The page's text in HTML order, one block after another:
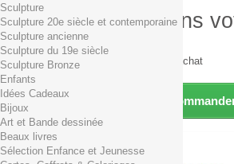
Il y a 1 produit dans
Total produits TTC
Frais de port TTC
0,01€ dès 29€ d'achat
Total TTC
Continuer mes achats
Sculpture
Sculpture 20e siècle et contemporaine
Sculpture ancienne
Sculpture du 19e siècle
Sculpture Bronze
Enfants
Idées Cadeaux
Bijoux
Art et Bande dessinée
Beaux livres
Sélection Enfance et Jeunesse